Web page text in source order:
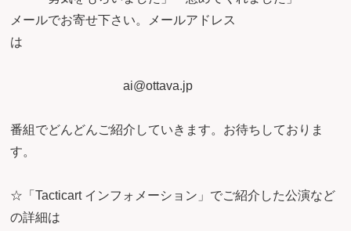
メールでお寄せ下さい。メールアドレス
ai@ottava.jp
番組でどんどんご紹介していきます。お待ちしておりま
す
☆「Tacticart インフォメーション」でご紹介した公演など
の詳細は